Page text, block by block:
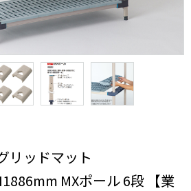
リッドマット
MXポール 6段 【業